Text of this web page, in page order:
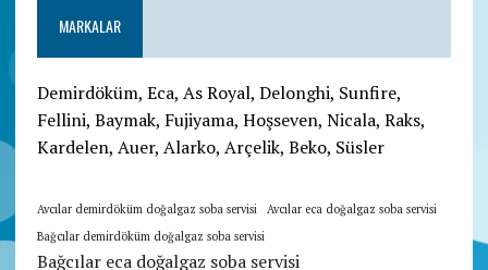
MARKALAR
Demirdöküm, Eca, As Royal, Delonghi, Sunfire,
Fellini, Baymak, Fujiyama, Hoşseven, Nicala, Raks,
Kardelen, Auer, Alarko, Arçelik, Beko, Süsler
Avcılar demirdöküm doğalgaz soba servisi
Avcılar eca doğalgaz soba servisi
Bağcılar demirdöküm doğalgaz soba servisi
Bağcılar eca doğalgaz soba servisi